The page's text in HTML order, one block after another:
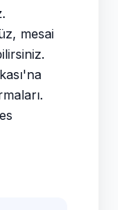
mesai